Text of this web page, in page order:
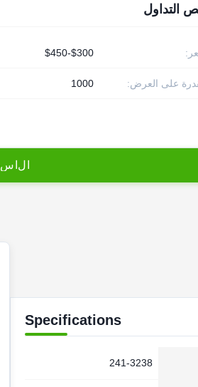
التداول
$300-$450
على العرض: 1000
ل س
Specifications
241-3238